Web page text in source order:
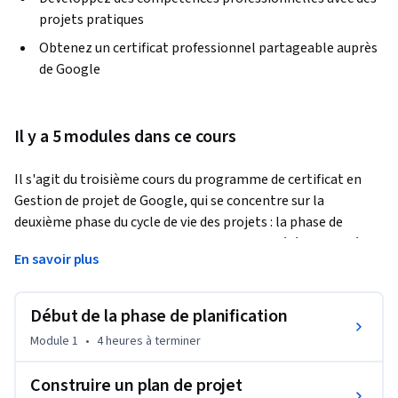
projets pratiques
Obtenez un certificat professionnel partageable auprès
de Google
Il y a 5 modules dans ce cours
Il s'agit du troisième cours du programme de certificat en
Gestion de projet de Google, qui se concentre sur la
deuxième phase du cycle de vie des projets : la phase de
planification du projet. Vous examinerez les éléments clés
d'un plan du projet, comment faire des estimations de
apprendrez comment établir et gérer un budget et
comment fonctionnent les processus d'approvisionnement.
Ensuite, vous découvrirez des outils qui peuvent vous aider à
utiliser un plan de gestion des risques pour communiquer et
En savoir plus
Début de la phase de planification
Module 1 • 4 heures à terminer
Construire un plan de projet